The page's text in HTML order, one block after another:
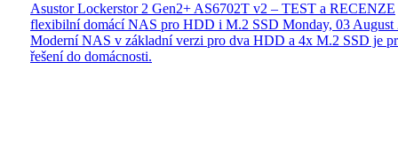
Asustor Lockerstor 2 Gen2+ AS6702T v2 – TEST a RECENZE
flexibilní domácí NAS pro HDD i M.2 SSD Monday, 03 August
Moderní NAS v základní verzi pro dva HDD a 4x M.2 SSD je
řešení do domácnosti.